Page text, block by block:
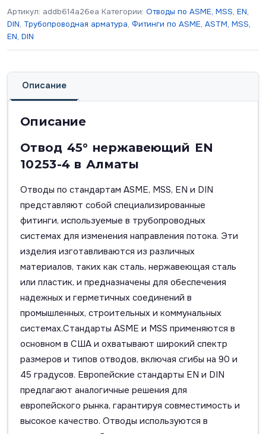
Артикул: addb614a26ea Категории: Отводы по ASME, MSS, EN,
DIN, Трубопроводная арматура, Фитинги по ASME, ASTM, MSS,
EN, DIN
Описание
Описание
Отвод 45° нержавеющий EN
10253-4 в Алматы
Отводы по стандартам ASME, MSS, EN и DIN
представляют собой специализированные
фитинги, используемые в трубопроводных
системах для изменения направления потока. Эти
изделия изготавливаются из различных
материалов, таких как сталь, нержавеющая сталь
или пластик, и предназначены для обеспечения
надежных и герметичных соединений в
промышленных, строительных и коммунальных
системах.Стандарты ASME и MSS применяются в
основном в США и охватывают широкий спектр
размеров и типов отводов, включая сгибы на 90 и
45 градусов. Европейские стандарты EN и DIN
предлагают аналогичные решения для
европейского рынка, гарантируя совместимость и
высокое качество. Отводы используются в